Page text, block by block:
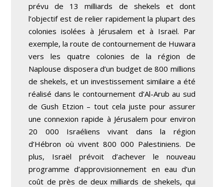
prévu de 13 milliards de shekels et dont
l’objectif est de relier rapidement la plupart des
colonies isolées à Jérusalem et à Israël. Par
exemple, la route de contournement de Huwara
vers les quatre colonies de la région de
Naplouse disposera d’un budget de 800 millions
de shekels, et un investissement similaire a été
réalisé dans le contournement d’Al-Arub au sud
de Gush Etzion – tout cela juste pour assurer
une connexion rapide à Jérusalem pour environ
20 000 Israéliens vivant dans la région
d’Hébron où vivent 800 000 Palestiniens. De
plus, Israël prévoit d’achever le nouveau
programme d’approvisionnement en eau d’un
coût de près de deux milliards de shekels, qui